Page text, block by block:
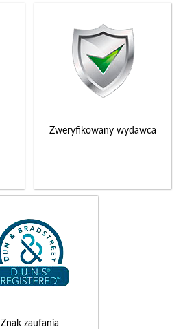
Zweryfikowany wydawca
Znak zaufania